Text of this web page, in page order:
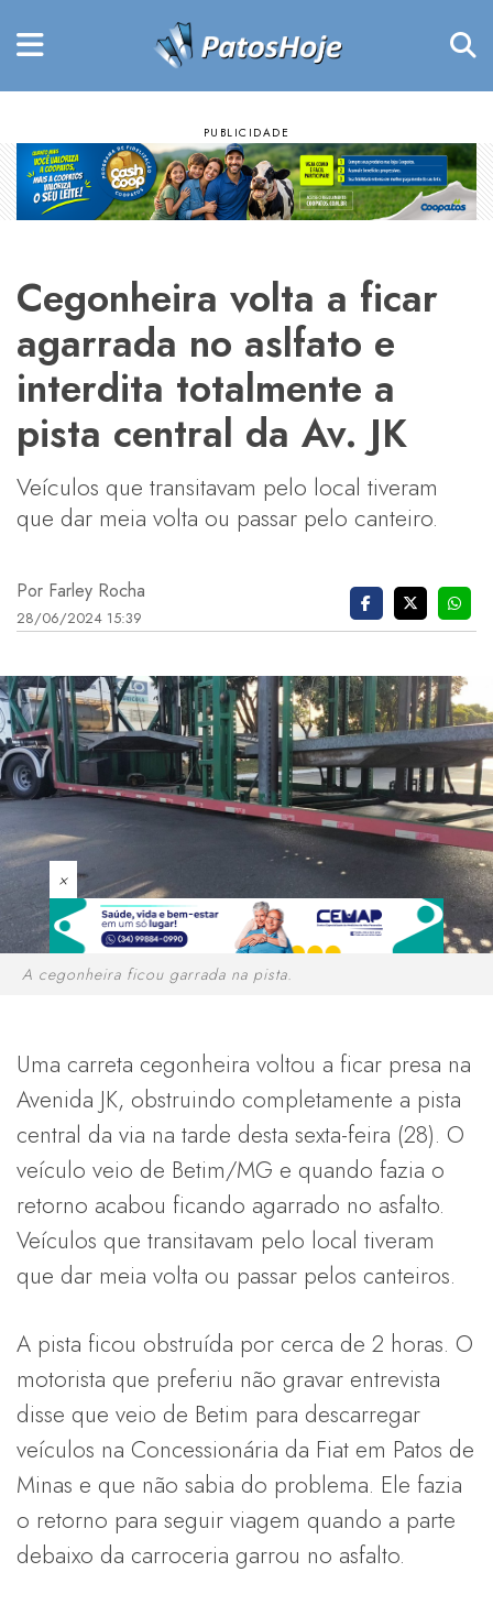
Cegonheira volta a ficar
agarrada no aslfato e
interdita totalmente a
pista central da Av. JK
Veículos que transitavam pelo local tiveram
que dar meia volta ou passar pelo canteiro.
Por Farley Rocha
28/06/2024 15:39
×
A cegonheira ficou garrada na pista.
Uma carreta cegonheira voltou a ficar presa na
Avenida JK, obstruindo completamente a pista
central da via na tarde desta sexta-feira (28). O
veículo veio de Betim/MG e quando fazia o
retorno acabou ficando agarrado no asfalto.
Veículos que transitavam pelo local tiveram
que dar meia volta ou passar pelos canteiros.
A pista ficou obstruída por cerca de 2 horas. O
motorista que preferiu não gravar entrevista
disse que veio de Betim para descarregar
veículos na Concessionária da Fiat em Patos de
Minas e que não sabia do problema. Ele fazia
o retorno para seguir viagem quando a parte
debaixo da carroceria garrou no asfalto.